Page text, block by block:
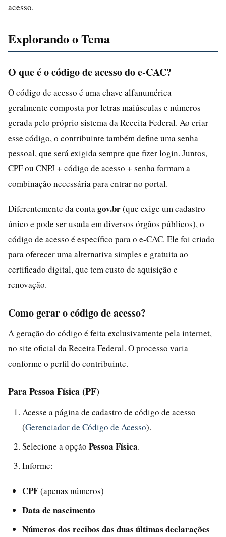
acesso.
Explorando o Tema
O que é o código de acesso do e-CAC?
O código de acesso é uma chave alfanumérica –
geralmente composta por letras maiúsculas e números –
gerada pelo próprio sistema da Receita Federal. Ao criar
esse código, o contribuinte também define uma senha
pessoal, que será exigida sempre que fizer login. Juntos,
CPF ou CNPJ + código de acesso + senha formam a
combinação necessária para entrar no portal.
Diferentemente da conta gov.br(que exige um cadastro
único e pode ser usada em diversos órgãos públicos), o
código de acesso é específico para o e-CAC. Ele foi criado
para oferecer uma alternativa simples e gratuita ao
certificado digital, que tem custo de aquisição e
renovação.
Como gerar o código de acesso?
A geração do código é feita exclusivamente pela internet,
no site oficial da Receita Federal. O processo varia
conforme o perfil do contribuinte.
Para Pessoa Física (PF)
Acesse a página de cadastro de código de acesso
(Gerenciador de Código de Acesso).
Selecione a opção Pessoa Física.
Informe:
CPF(apenas números)
Data de nascimento
Números dos recibos das duas últimas declarações